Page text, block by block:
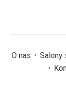
O nas Salony